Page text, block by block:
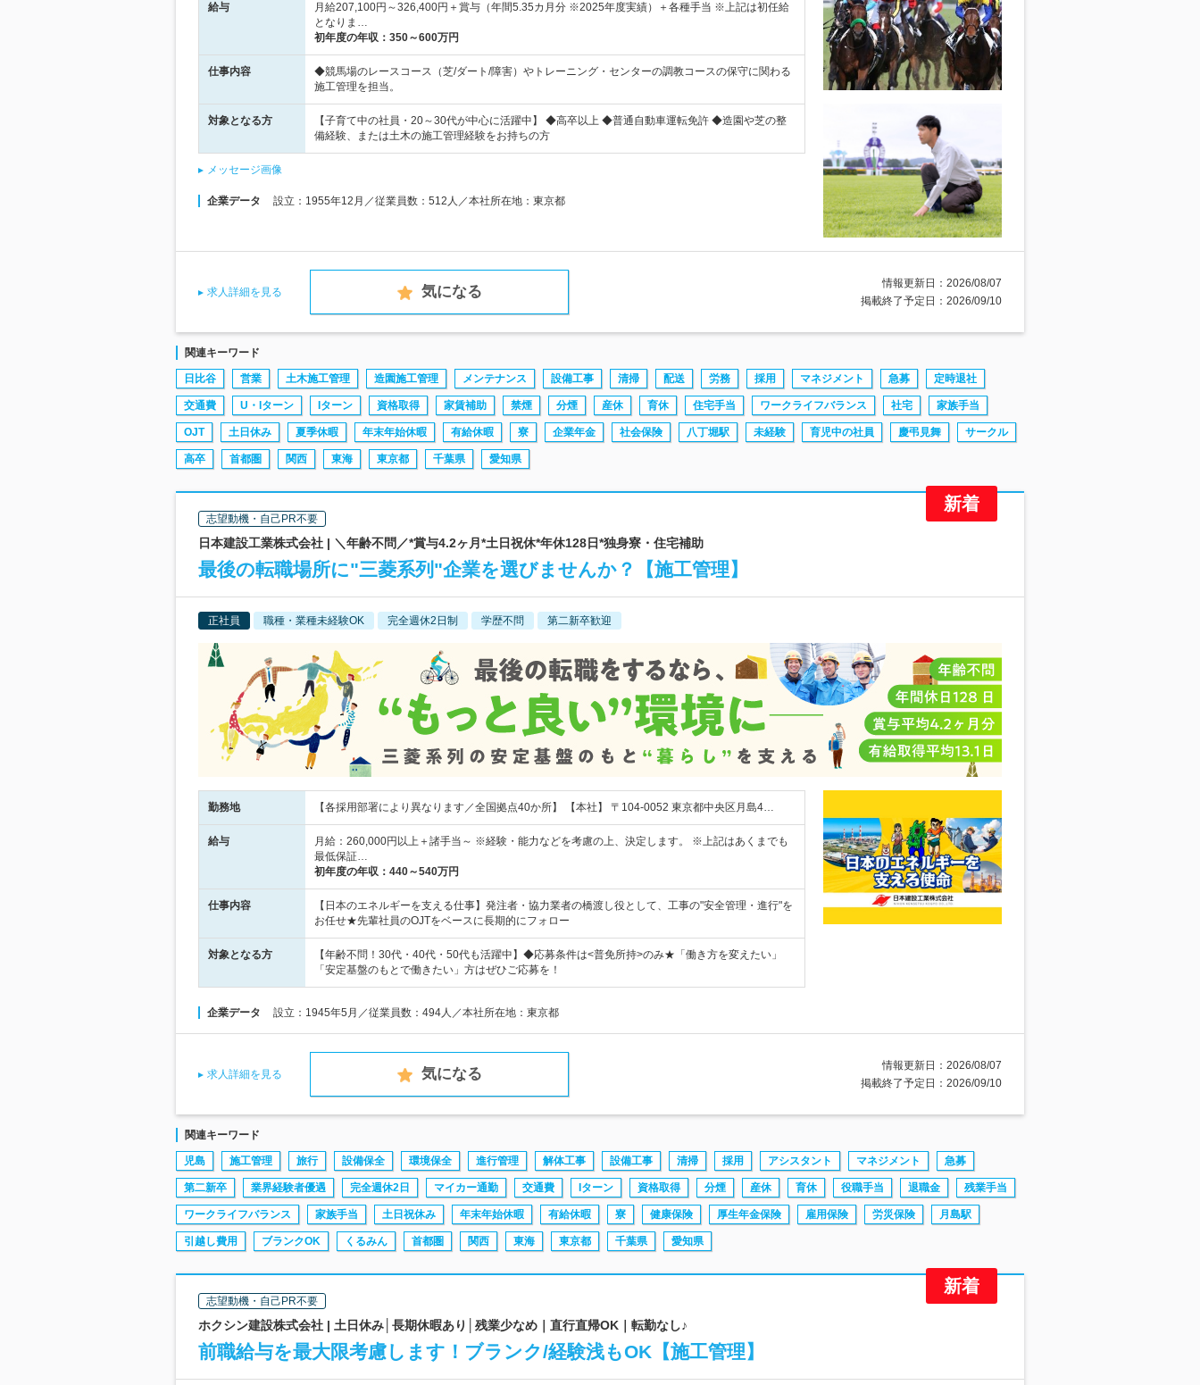
給与
月給207,100円～326,400円＋賞与（年間5.35カ月分 ※2025年度実績）＋各種手当 ※上記は初任給
となりま…
初年度の年収： 350～600万円
仕事内容
◆競馬場のレースコース（芝/ダート/障害）やトレーニング・センターの調教コースの保守に関わる
施工管理を担当。
対象となる方
【子育て中の社員・20～30代が中心に活躍中】 ◆高卒以上 ◆普通自動車運転免許 ◆造園や芝の整
備経験、または土木の施工管理経験をお持ちの方
メッセージ画像
企業データ 設立：1955年12月／従業員数：512人／本社所在地：東京都
求人詳細を見る 気になる
情報更新日：2026/08/07
掲載終了予定日：2026/09/10
関連キーワード
日比谷 営業 土木施工管理 造園施工管理 メンテナンス 設備工事 清掃 配送 労務 採用 マネジメント 急募 定時退社
交通費 U・Iターン Iターン 資格取得 家賃補助 禁煙 分煙 産休 育休 住宅手当 ワークライフバランス 社宅 家族手当
OJT 土日休み 夏季休暇 年末年始休暇 有給休暇 寮 企業年金 社会保険 八丁堀駅 未経験 育児中の社員 慶弔見舞 サークル
高卒 首都圏 関西 東海 東京都 千葉県 愛知県
志望動機・自己PR不要
日本建設工業株式会社 | ＼年齢不問／*賞与4.2ヶ月*土日祝休*年休128日*独身寮・住宅補助
最後の転職場所に"三菱系列"企業を選びませんか？【施工管理】
正社員 職種・業種未経験OK 完全週休2日制 学歴不問 第二新卒歓迎
勤務地 【各採用部署により異なります／全国拠点40か所】 【本社】 〒104-0052 東京都中央区月島4…
給与
月給：260,000円以上＋諸手当～ ※経験・能力などを考慮の上、決定します。 ※上記はあくまでも
最低保証…
初年度の年収： 440～540万円
仕事内容
【日本のエネルギーを支える仕事】発注者・協力業者の橋渡し役として、工事の"安全管理・進行"を
お任せ★先輩社員のOJTをベースに長期的にフォロー
対象となる方
【年齢不問！30代・40代・50代も活躍中】◆応募条件は<普免所持>のみ★「働き方を変えたい」
「安定基盤のもとで働きたい」方はぜひご応募を！
企業データ 設立：1945年5月／従業員数：494人／本社所在地：東京都
求人詳細を見る 気になる
情報更新日：2026/08/07
掲載終了予定日：2026/09/10
関連キーワード
児島 施工管理 旅行 設備保全 環境保全 進行管理 解体工事 設備工事 清掃 採用 アシスタント マネジメント 急募
第二新卒 業界経験者優遇 完全週休2日 マイカー通勤 交通費 Iターン 資格取得 分煙 産休 育休 役職手当 退職金 残業手当
ワークライフバランス 家族手当 土日祝休み 年末年始休暇 有給休暇 寮 健康保険 厚生年金保険 雇用保険 労災保険 月島駅
引越し費用 ブランクOK くるみん 首都圏 関西 東海 東京都 千葉県 愛知県
志望動機・自己PR不要
ホクシン建設株式会社 | 土日休み│長期休暇あり│残業少なめ｜直行直帰OK｜転勤なし♪
前職給与を最大限考慮します！ブランク/経験浅もOK【施工管理】